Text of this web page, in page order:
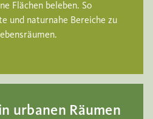
Flächen beleben. So
und naturnahe Bereiche zu
urbanen Räumen